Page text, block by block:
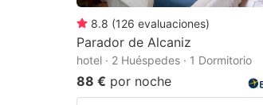
8.8 (126 evaluaciones)
Parador de Alcaniz
hotel · 2 Huéspedes · 1 Dormitorio
88 € por noche